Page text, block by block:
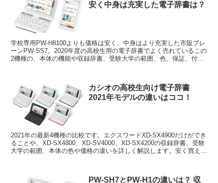
安く中身は充実した電子辞書は？
学校専用PW-H8100よりも価格は安く、中身はより充実した市販ブレ
ーンPW-SS7。2020年度の高校生用の電子辞書でよく売れているこの
2機種の、本体の機能や収録辞書、受験大学の範囲、色、保証、付属
カシオの高校生向け電子辞書
2021年モデルの違いはココ！
2021年の最新4機種の比較です。エクスワードXD-SX4900だけができ
ることや、XD-SX4800、XD-SV4000、XD-SX4200の収録辞書、受験
大学の範囲、本体の色や価格の違いを詳しく解説します。安く買える
PW-SH7とPW-H1の違いは？ 収